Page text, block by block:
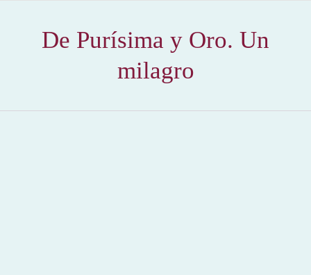
De Purísima y Oro. Un
milagro